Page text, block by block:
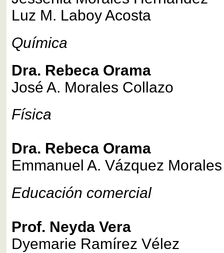
Luz M. Laboy Acosta
Química
Dra. Rebeca Orama
José A. Morales Collazo
Física
Dra. Rebeca Orama
Emmanuel A. Vázquez Morales
Educación comercial
Prof. Neyda Vera
Dyemarie Ramírez Vélez